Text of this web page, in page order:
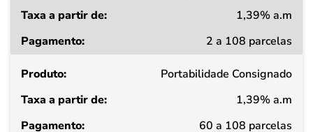
Taxa
a
de
Pagamento
1,39% a.m
2 a 108 parcelas
Portabilidade Consignado
1,39% a.m
60 a 108 parcelas